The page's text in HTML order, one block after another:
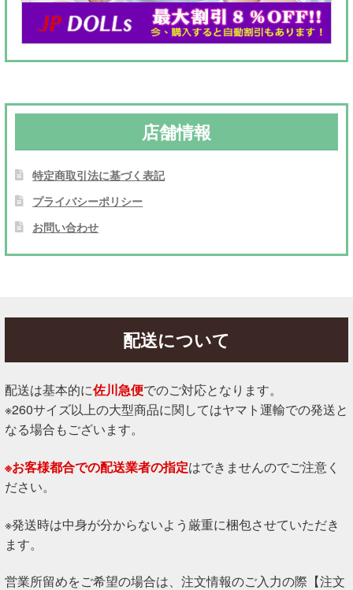
店舗情報
特定商取引法に基づく表記
プライバシーポリシー
お問い合わせ
配送について
配送は基本的に佐川急便でのご対応となります。
※260サイズ以上の大型商品に関してはヤマト運輸での発送と
なる場合もございます。
※お客様都合での配送業者の指定はできませんのでご注意く
ださい。
※発送時は中身が分からないよう厳重に梱包させていただき
ます。
営業所留めをご希望の場合は、注文情報のご入力の際【注文